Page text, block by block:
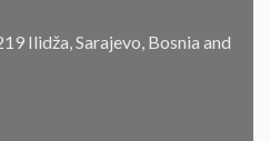
Ilidža, Sarajevo, Bosnia and